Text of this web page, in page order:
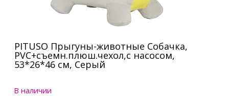
PITUSO Прыгуны-животные Собачка,
PVC+съемн.плюш.чехол,с насосом,
53*26*46 см, Серый
В наличии